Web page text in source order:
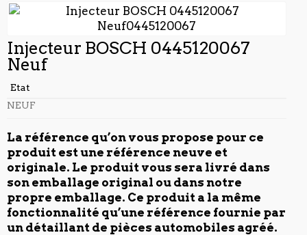
Injecteur BOSCH 0445120067
Neuf
Etat
NEUF
La référence qu’on vous propose pour ce
produit est une référence neuve et
originale. Le produit vous sera livré dans
son emballage original ou dans notre
propre emballage. Ce produit a la même
fonctionnalité qu’une référence fournie par
un détaillant de pièces automobiles agréé.